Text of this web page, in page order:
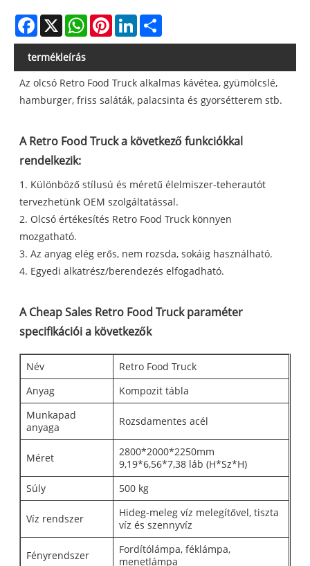
Facebook
X WhatsAppPinterestLinkedIn
termékleírás
Az olcsó Retro Food Truck alkalmas kávétea, gyümölcslé,
hamburger, friss saláták, palacsinta és gyorsétterem stb.
A Retro Food Truck a következő funkciókkal
rendelkezik:
1. Különböző stílusú és méretű élelmiszer-teherautót
tervezhetünk OEM szolgáltatással.
2. Olcsó értékesítés Retro Food Truck könnyen
mozgatható.
3. Az anyag elég erős, nem rozsda, sokáig használható.
4. Egyedi alkatrész/berendezés elfogadható.
A Cheap Sales Retro Food Truck paraméter
specifikációi a következők
Név
Retro Food Truck
Anyag
Kompozit tábla
Munkapad
anyaga
Rozsdamentes acél
Méret
2800*2000*2250mm
9,19*6,56*7,38 láb (H*Sz*H)
Súly
500 kg
Víz rendszer
Hideg-meleg víz melegítővel, tiszta
víz és szennyvíz
Fényrendszer
Fordítólámpa, féklámpa,
menetlámpa